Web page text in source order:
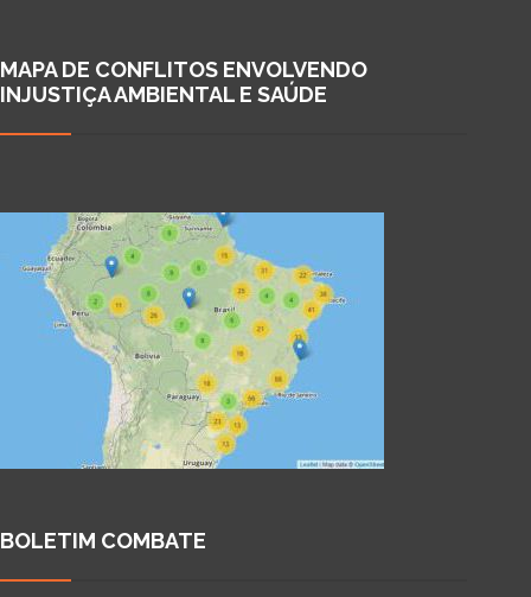
MAPA DE CONFLITOS ENVOLVENDO
INJUSTIÇA AMBIENTAL E SAÚDE
BOLETIM COMBATE